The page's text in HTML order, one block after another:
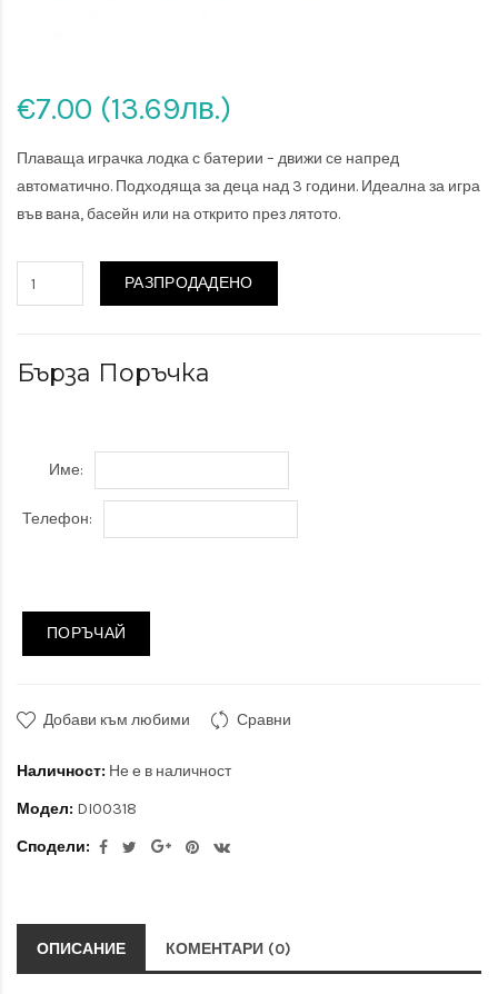
€7.00 (13.69лв.)
Плаваща играчка лодка с батерии – движи се напред
автоматично. Подходяща за деца над 3 години. Идеална за игра
във вана, басейн или на открито през лятото.
РАЗПРОДАДЕНО
Бърза Поръчка
Име:
Телефон:
ПОРЪЧАЙ
Добави към любими Сравни
Наличност: Не е в наличност
Модел: DI00318
Сподели:
ОПИСАНИЕ КОМЕНТАРИ (0)